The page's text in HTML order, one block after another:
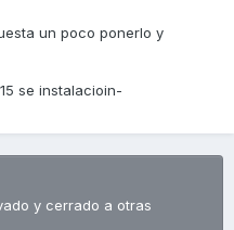
un poco ponerlo y
se instalacioin-
y cerrado a otras